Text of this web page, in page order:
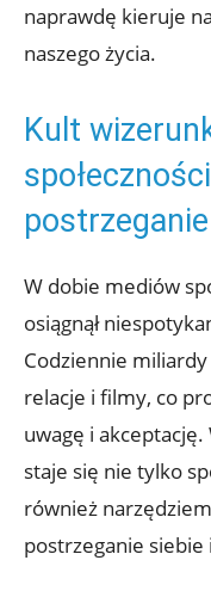
naprawdę ⁢kieruje
‍naszego życia.
Kult
W⁣ dobie mediów
osiągnął
⁣Codziennie
‍relacje i filmy, co
uwagę i‍
staje się ‌nie tylko
również
postrzeganie siebie